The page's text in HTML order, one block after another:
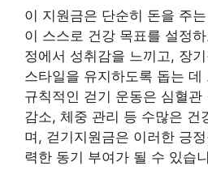
이 지원금은 단순히 돈을 주
이 스스로 건강 목표를 설정
정에서 성취감을 느끼고, 장
스타일을 유지하도록 돕는
규칙적인 걷기 운동은 심혈
감소, 체중 관리 등 수많은 건
며, 걷기지원금은 이러한 긍
력한 동기 부여가 될 수 있습